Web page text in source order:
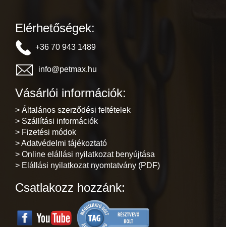
Elérhetőségek:
+36 70 943 1489
info@petmax.hu
Vásárlói információk:
> Általános szerződési feltételek
> Szállítási információk
> Fizetési módok
> Adatvédelmi tájékoztató
> Online elállási nyilatkozat benyújtása
> Elállási nyilatkozat nyomtatvány (PDF)
Csatlakozz hozzánk: